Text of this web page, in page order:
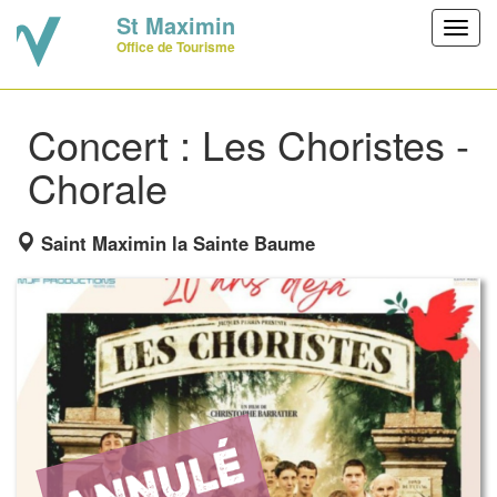
St Maximin
Office de Tourisme
Concert : Les Choristes -
Chorale
Saint Maximin la Sainte Baume